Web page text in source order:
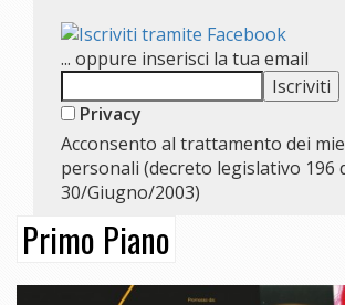
... oppure inserisci la tua email
Privacy
Acconsento al trattamento dei
personali (decreto legislativo 196
30/Giugno/2003)
Primo Piano